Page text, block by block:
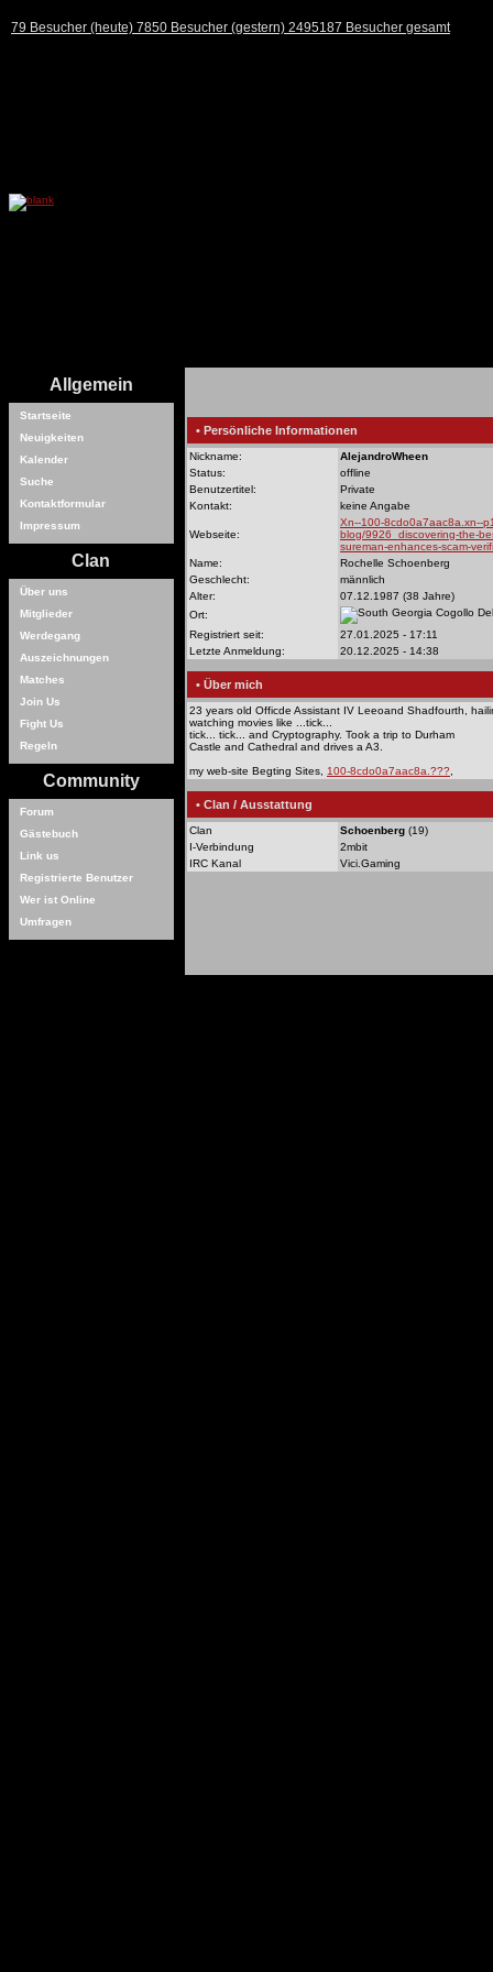
79 Besucher (heute) 7850 Besucher (gestern) 2495187 Besucher gesamt
Allgemein
Startseite
Neuigkeiten
Kalender
Suche
Kontaktformular
Impressum
Clan
Über uns
Mitglieder
Werdegang
Auszeichnungen
Matches
Join Us
Fight Us
Regeln
Community
Forum
Gästebuch
Link us
Registrierte Benutzer
Wer ist Online
Umfragen
• Persönliche Informationen
Nickname:
AlejandroWheen
Status:
offline
Benutzertitel:
Private
Kontakt:
keine Angabe
Webseite:
Xn--100-8cdo0a7aac8a.xn--
blog/9926_discovering-the-
sureman-enhances-scam-
Name:
Rochelle Schoenberg
Geschlecht:
männlich
Alter:
07.12.1987 (38 Jahre)
Ort:
Cogollo
Registriert seit:
27.01.2025 - 17:11
Letzte Anmeldung:
20.12.2025 - 14:38
• Über mich
23 years old Officde Assistant IV Leeoand Shadfourth,
watching movies like ...tick...
tick... tick... and Cryptography. Took a trip to Durham
Castle and Cathedral and drives a A3.
my web-site Begting Sites, 100-8cdo0a7aac8a.???
• Clan / Ausstattung
Clan Schoenberg (19)
I-Verbindung
2mbit
IRC Kanal
Vici.Gaming